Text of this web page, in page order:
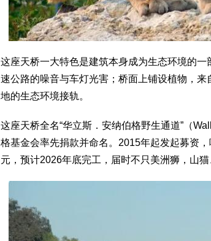
这座天桥一大特色是建筑本身成为生态环境的
速公路的噪音与车灯光害；桥面上铺设植物，
地的生态环境接轨。
这座天桥全名“华立斯．安纳伯格野生通道”（
格基金会率先捐款并命名。2015年起发起募资
元，预计2026年底完工，届时不只美洲狮，山